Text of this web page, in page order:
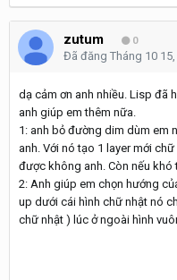
zutum 0
Đã đăng Tháng 10 15,
dạ cảm ơn anh nhiều. Lisp đã
anh giúp em thêm nữa.
1: anh bỏ đường dim dùm em
anh. Với nó tạo 1 layer mới
được không anh. Còn nếu
2: Anh giúp em chọn hướng
up dưới cái hình chữ nhật nó
chữ nhật ) lúc ở ngoài hình